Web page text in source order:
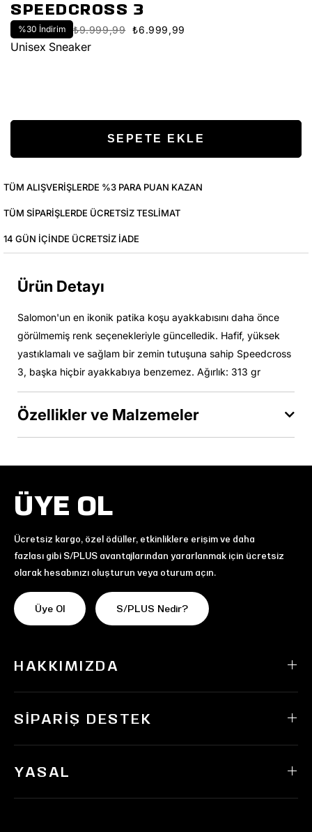
SPEEDCROSS 3
%30 İndirim ₺9.999,99 ₺6.999,99
Unisex Sneaker
TÜM ALIŞVERIŞLERDE %3 PARA PUAN KAZAN
TÜM SIPARIŞLERDE ÜCRETSIZ TESLIMAT
14 GÜN IÇINDE ÜCRETSIZ IADE
Ürün Detayı
Salomon'un en ikonik patika koşu ayakkabısını daha önce
görülmemiş renk seçenekleriyle güncelledik. Hafif, yüksek
yastıklamalı ve sağlam bir zemin tutuşuna sahip Speedcross
3, başka hiçbir ayakkabıya benzemez. Ağırlık: 313 gr
Özellikler ve Malzemeler
ÜYE OL
Ücretsiz kargo, özel ödüller, etkinliklere erişim ve daha
fazlası gibi S/PLUS avantajlarından yararlanmak için ücretsiz
olarak hesabınızı oluşturun veya oturum açın.
Üye Ol S/PLUS Nedir?
HAKKIMIZDA
SIPARIŞ DESTEK
YASAL